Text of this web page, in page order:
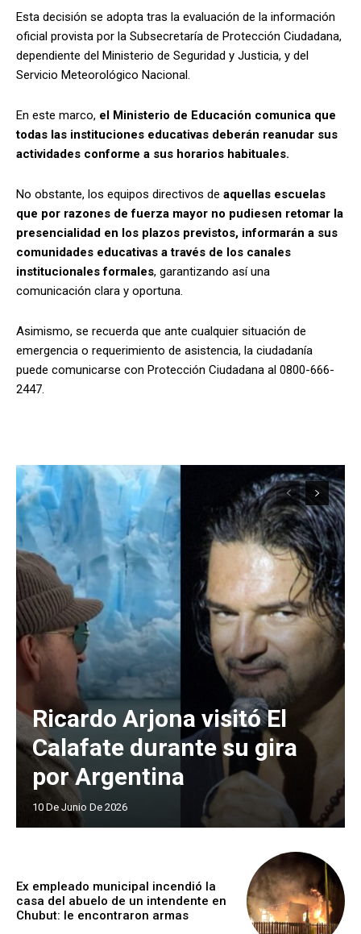
Esta decisión se adopta tras la evaluación de la información
oficial provista por la Subsecretaría de Protección Ciudadana,
dependiente del Ministerio de Seguridad y Justicia, y del
Servicio Meteorológico Nacional.
En este marco, el Ministerio de Educación comunica que
todas las instituciones educativas deberán reanudar sus
actividades conforme a sus horarios habituales.
No obstante, los equipos directivos de aquellas escuelas
que por razones de fuerza mayor no pudiesen retomar la
presencialidad en los plazos previstos, informarán a sus
comunidades educativas a través de los canales
institucionales formales, garantizando así una
comunicación clara y oportuna.
Asimismo, se recuerda que ante cualquier situación de
emergencia o requerimiento de asistencia, la ciudadanía
puede comunicarse con Protección Ciudadana al 0800-666-
2447.
Ricardo Arjona visitó El
Calafate durante su gira
por Argentina
10 De Junio De 2026
Ex empleado municipal incendió la
casa del abuelo de un intendente en
Chubut: le encontraron armas